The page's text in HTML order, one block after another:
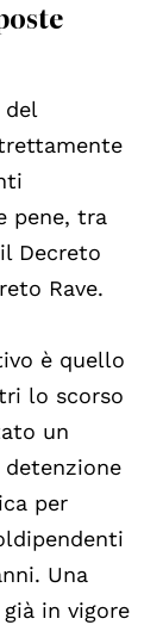
del
pene, tra
Decreto
Rave.
è quello
lo scorso
un
per
Una
in vigore